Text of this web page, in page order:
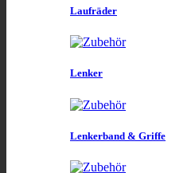
Laufräder
Lenker
Lenkerband & Griffe